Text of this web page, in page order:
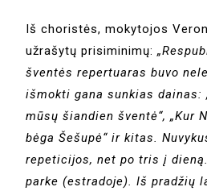
Iš choristės, mokytojos
užrašytų prisiminimų:
šventės repertuaras buvo
išmokti gana sunkias dainas:
mūsų šiandien šventė“, „Kur
bėga Šešupė“ ir kitas.
repeticijos, net po tris į
parke (estradoje). Iš pradžių